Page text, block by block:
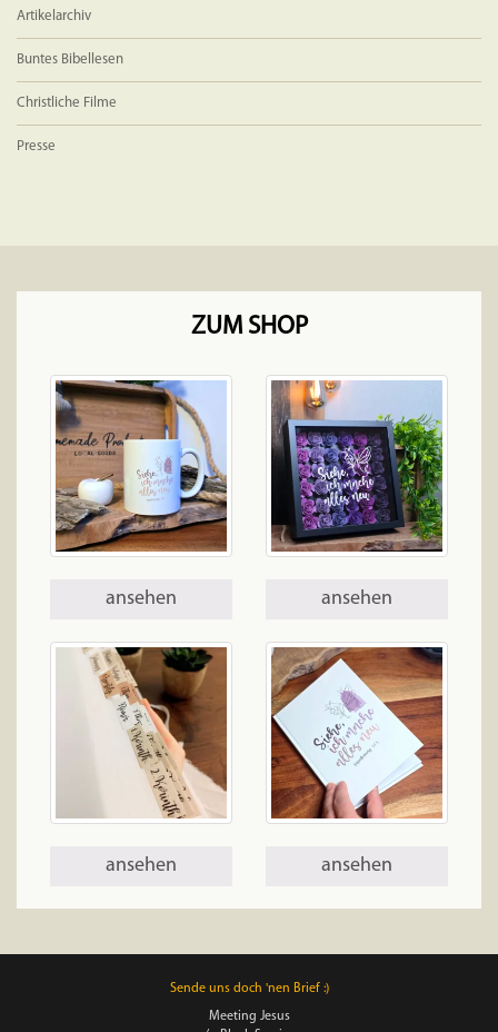
Artikelarchiv
Buntes Bibellesen
Christliche Filme
Presse
ZUM SHOP
ansehen ansehen
ansehen ansehen
Sende uns doch 'nen Brief :)
Meeting Jesus